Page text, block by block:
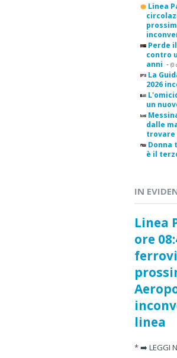
Linea
Perde
contro
anni - (0
La
2026
un
dalle
trovare
Donna
è il
IN
Linea
ore
linea
* ➡️ LEGGI